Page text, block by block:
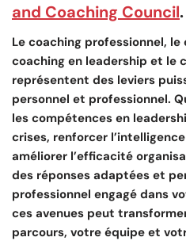
and Coaching Council.
Le coaching professionnel,
coaching en leadership et le
représentent des leviers
personnel et professionnel.
les compétences en
crises, renforcer
améliorer l’efficacité
des réponses adaptées et
professionnel engagé dans
ces avenues peut
parcours, votre équipe et